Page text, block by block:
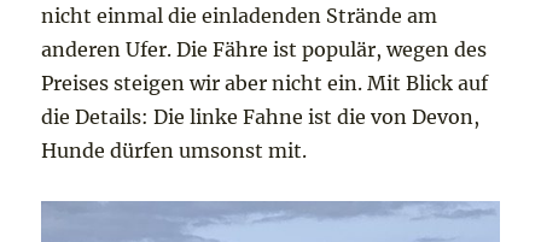
nicht einmal die einladenden Strände am
anderen Ufer. Die Fähre ist populär, wegen des
Preises steigen wir aber nicht ein. Mit Blick auf
die Details: Die linke Fahne ist die von Devon,
Hunde dürfen umsonst mit.